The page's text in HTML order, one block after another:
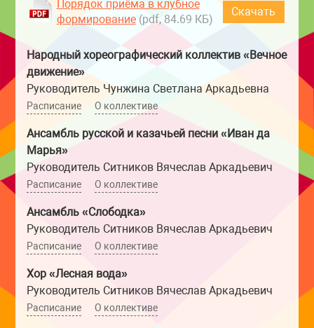
Порядок приёма в клубное
формирование (pdf, 84.69 КБ)
Скачать
Народный хореографический коллектив «Вечное
движение»
Руководитель Чунжина Светлана Аркадьевна
Расписание О коллективе
Ансамбль русской и казачьей песни «Иван да
Марья»
Руководитель Ситников Вячеслав Аркадьевич
Расписание О коллективе
Ансамбль «Слободка»
Руководитель Ситников Вячеслав Аркадьевич
Расписание О коллективе
Хор «Лесная вода»
Руководитель Ситников Вячеслав Аркадьевич
Расписание О коллективе